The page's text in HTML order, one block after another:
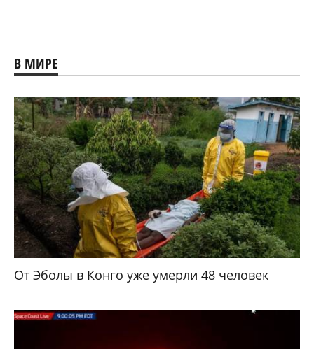
В МИРЕ
От Эболы в Конго уже умерли 48 человек